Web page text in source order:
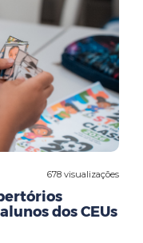
678 visualizações
dos CEUs